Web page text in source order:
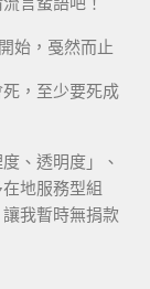
始，戞然而止
，至少要死成
、透明度」、
地服務型組
我暫時無捐款